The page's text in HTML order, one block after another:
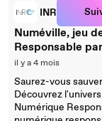
INR
Numéville, jeu
Responsable
il y a 4 mois
Saurez-vous
Découvrez
Numérique